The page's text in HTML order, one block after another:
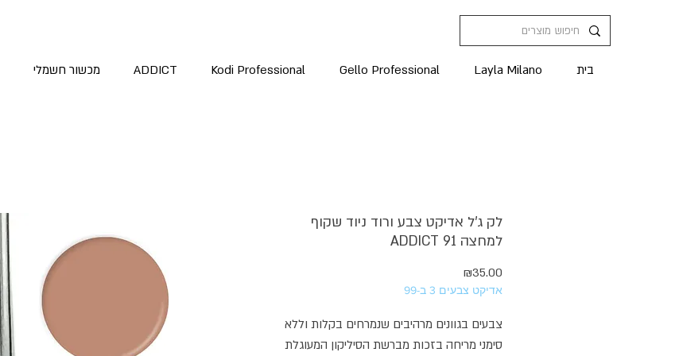
בית Layla Milano
Gello Professional
Kodi Professional
ADDICT מכשור חשמלי
לק ג'ל אדיקט צבע ורוד ניוד שקוף
למחצה ADDICT 91
₪35.00
אדיקט צבעים 3 ב-99
צבעים בגוונים מרהיבים שנמרחים בקלות וללא
סימני מריחה בזכות מברשת הסיליקון המעוגלת